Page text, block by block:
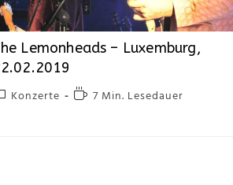
Lemonheads – Luxemburg,
Konzerte 7 Min. Lesedauer